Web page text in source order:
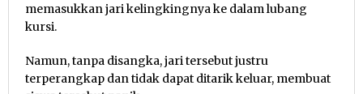
memasukkan jari kelingkingnya ke dalam lubang
kursi.
Namun, tanpa disangka, jari tersebut justru
terperangkap dan tidak dapat ditarik keluar, membuat